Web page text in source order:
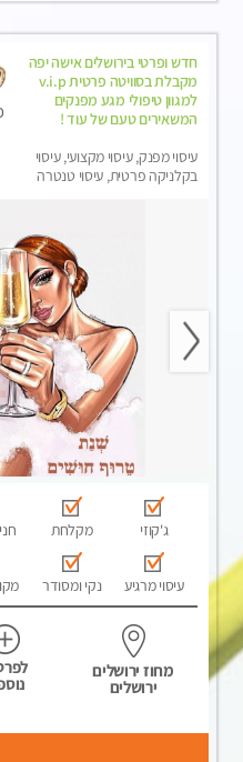
חדש ופרטי בירושלים אישה יפה
מקבלת בסוויטה פרטית v.i.p
למגוון טיפולי מגע מפנקים
המשאירים טעם של עוד !
עיסוי מפנק, עיסוי מקצועי, עיסוי
בקלניקה פרטית, עיסוי טנטרה
ג'קוזי מקלחת
עיסוי מרגיע נקי ומסודר
מחוז ירושלים
ירושלים